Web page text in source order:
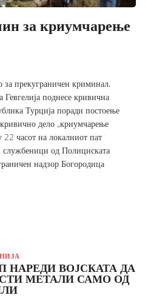
за криумчарење
прекуграничен криминал,
поднесе кривична
Турција поради постоење
дело „криумчарење
часот на локалниот пат
службеници од Полициската
надзор Богородица
НАРЕДИ ВОЈСКАТА ДА
МЕТАЛИ САМО ОД